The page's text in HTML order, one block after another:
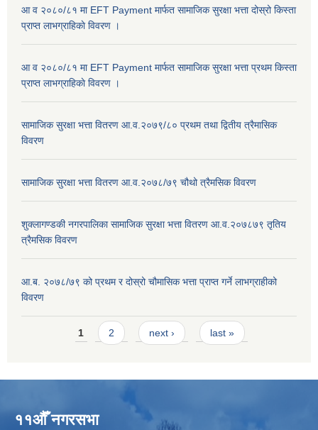
आ व २०८०/८१ मा EFT Payment मार्फत सामाजिक सुरक्षा भत्ता दोस्रो किस्ता
प्राप्त लाभग्राहिकाे विवरण ।
आ व २०८०/८१ मा EFT Payment मार्फत सामाजिक सुरक्षा भत्ता प्रथम किस्ता
प्राप्त लाभग्राहिकाे विवरण ।
सामाजिक सुरक्षा भत्ता वितरण आ.व.२०७९/८० प्रथम तथा द्वितीय त्रैमासिक
विवरण
सामाजिक सुरक्षा भत्ता वितरण आ.व.२०७८/७९ चौथो त्रैमसिक विवरण
शुक्लागण्डकी नगरपालिका सामाजिक सुरक्षा भत्ता वितरण आ.व.२०७८७९ तृतिय
त्रैमसिक विवरण
आ.ब. २०७८/७९ को प्रथम र दोस्रो चौमासिक भत्ता प्राप्त गर्ने लाभग्राहीको
विवरण
Pages1 2 next › last »
११औँ नगरसभा